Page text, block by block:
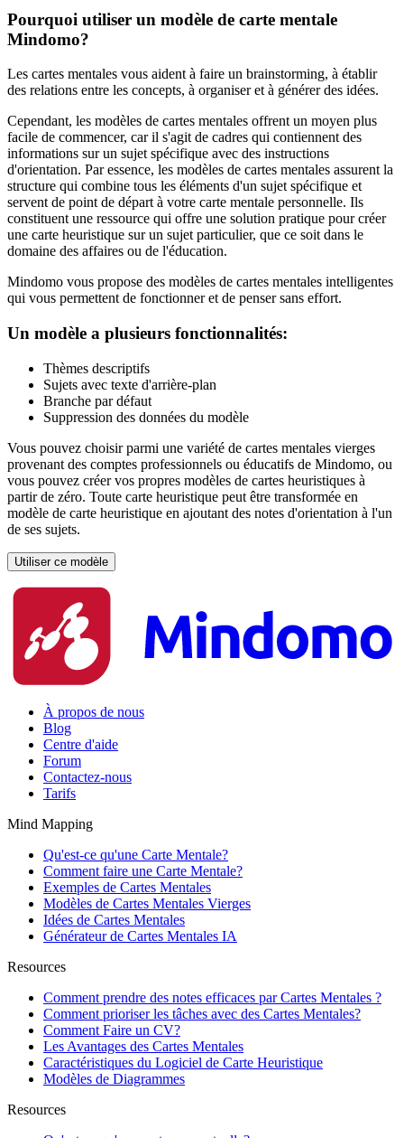
Pourquoi utiliser un modèle de carte mentale
Mindomo?
Les cartes mentales vous aident à faire un brainstorming, à établir
des relations entre les concepts, à organiser et à générer des idées.
Cependant, les modèles de cartes mentales offrent un moyen plus
facile de commencer, car il s'agit de cadres qui contiennent des
informations sur un sujet spécifique avec des instructions
d'orientation. Par essence, les modèles de cartes mentales assurent la
structure qui combine tous les éléments d'un sujet spécifique et
servent de point de départ à votre carte mentale personnelle. Ils
constituent une ressource qui offre une solution pratique pour créer
une carte heuristique sur un sujet particulier, que ce soit dans le
domaine des affaires ou de l'éducation.
Mindomo vous propose des modèles de cartes mentales intelligentes
qui vous permettent de fonctionner et de penser sans effort.
Un modèle a plusieurs fonctionnalités:
Thèmes descriptifs
Sujets avec texte d'arrière-plan
Branche par défaut
Suppression des données du modèle
Vous pouvez choisir parmi une variété de cartes mentales vierges
provenant des comptes professionnels ou éducatifs de Mindomo, ou
vous pouvez créer vos propres modèles de cartes heuristiques à
partir de zéro. Toute carte heuristique peut être transformée en
modèle de carte heuristique en ajoutant des notes d'orientation à l'un
de ses sujets.
Utiliser ce modèle
À propos de nous
Blog
Centre d'aide
Forum
Contactez-nous
Tarifs
Mind Mapping
Qu'est-ce qu'une Carte Mentale?
Comment faire une Carte Mentale?
Exemples de Cartes Mentales
Modèles de Cartes Mentales Vierges
Idées de Cartes Mentales
Générateur de Cartes Mentales IA
Resources
Comment prendre des notes efficaces par Cartes Mentales ?
Comment prioriser les tâches avec des Cartes Mentales?
Comment Faire un CV?
Les Avantages des Cartes Mentales
Caractéristiques du Logiciel de Carte Heuristique
Modèles de Diagrammes
Resources